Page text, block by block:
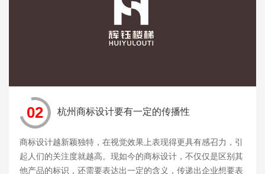
02 杭州商标设计要有一定的传播性
商标设计越新颖独特，在视觉效果上表现得更具有感召力，引
起人们的关注度就越高。现如今的商标设计，不仅仅是区别其
他产品的标识，还需要表达出一定的含义，传递出企业想要表